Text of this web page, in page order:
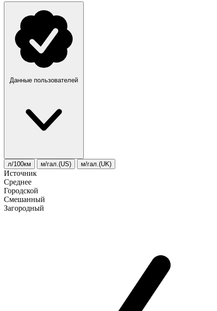
Данные пользователей
л/100км м/гал.(US) м/гал.(UK)
Источник
Среднее
Городской
Смешанный
Загородный